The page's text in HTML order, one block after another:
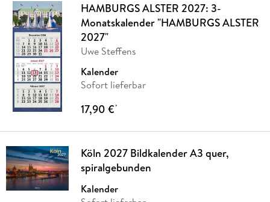
HAMBURGS ALSTER 2027: 3-
Monatskalender "HAMBURGS ALSTER
2027"
Uwe Steffens
Kalender
Sofort lieferbar
17,90 €*
Köln 2027 Bildkalender A3 quer,
spiralgebunden
Kalender